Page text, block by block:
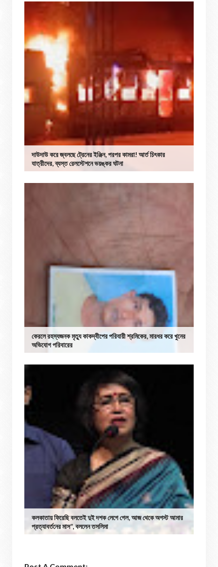
দাউদাউ করে জ্বলছে ট্রেনের ইঞ্জিন, পরপর কামরা! আর্ত চিৎকার
যাত্রীদের, ব্যস্ত রেলস্টেশনে ভয়ঙ্কর ঘটনা
কেরলে রহস্যজনক মৃত্যু কাকদ্বীপের পরিযায়ী শ্রমিকের, মারধর করে খুনের
অভিযোগ পরিবারের
কলকাতায় ফিরেছি বলতেই দুই দশক লেগে গেল, আজ থেকে অগস্ট আমার
প্রত্যাবর্তনের মাস”, বললেন তসলিমা